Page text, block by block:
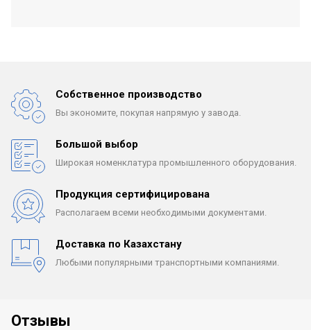
Собственное производство
Вы экономите, покупая напрямую у завода.
Большой выбор
Широкая номенклатура промышленного оборудования.
Продукция сертифицирована
Располагаем всеми необходимыми документами.
Доставка по Казахстану
Любыми популярными транспортными компаниями.
Отзывы